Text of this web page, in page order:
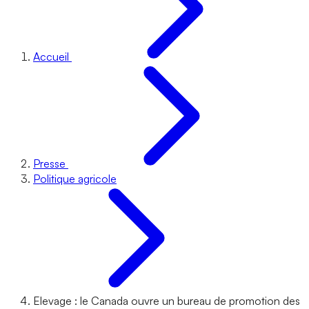
Accueil
Presse
Politique agricole
Elevage : le Canada ouvre un bureau de promotion des